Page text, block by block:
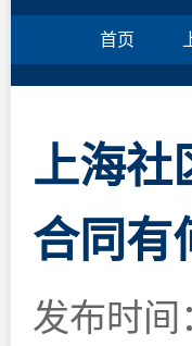
首页
上海社
合同有
发布时间